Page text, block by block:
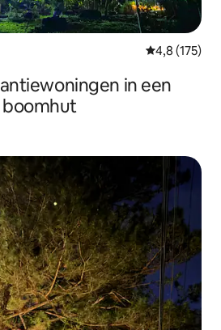
Gemiddelde
4,8 (175)
in een
boomhut